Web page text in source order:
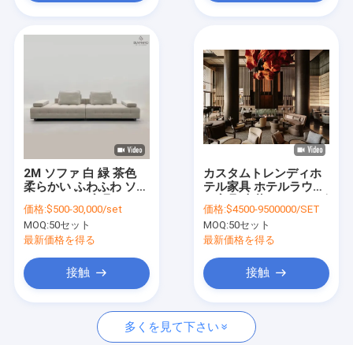
ビデオ
私たちについて
品質管理
お問い合わせ
2M ソファ 白 緑 茶色
柔らかい ふわふわ ソフ
価格:$500-30,000/set
MOQ:50セット
最新価格を得る
接触
カスタムトレンディホ
テル家具 ホテルラウン
ーソファ E2
価格:$4500-9500000/SET
MOQ:50セット
最新価格を得る
接触
多くを見て下さい